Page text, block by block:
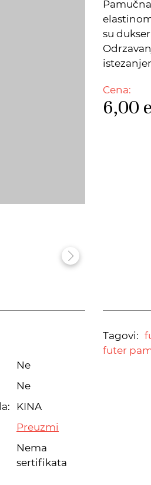
su
Cena:
6,00
Ne
Ne
KINA
Preuzmi
Nema
sertifikata
Tagovi:
futer